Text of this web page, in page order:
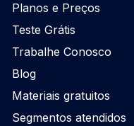
Planos e Preços
Teste Grátis
Trabalhe Conosco
Blog
Materiais gratuitos
Segmentos atendidos